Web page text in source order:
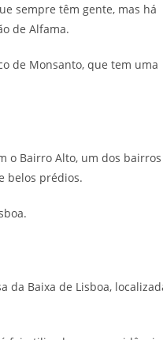
sempre têm gente, mas há
de Alfama.
de Monsanto, que tem uma
o Bairro Alto, um dos bairros
belos prédios.
da Baixa de Lisboa,